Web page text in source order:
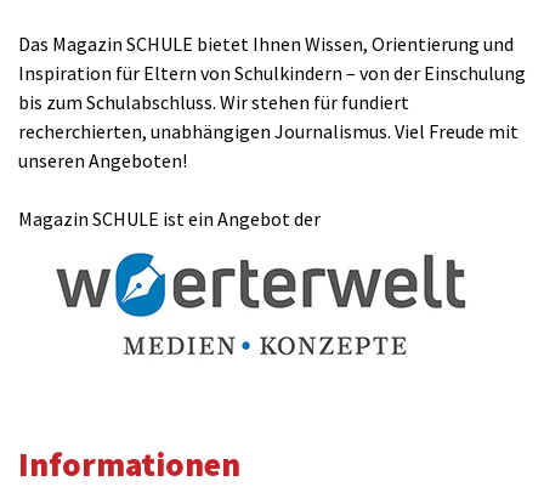
Das Magazin SCHULE bietet Ihnen Wissen, Orientierung und
Inspiration für Eltern von Schulkindern – von der Einschulung
bis zum Schulabschluss. Wir stehen für fundiert
recherchierten, unabhängigen Journalismus. Viel Freude mit
unseren Angeboten!
Magazin SCHULE ist ein Angebot der
Informationen